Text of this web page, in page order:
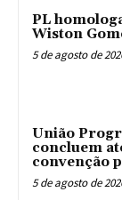
PL
Wiston
5 de agosto de
União
concluem
convenção
5 de agosto de